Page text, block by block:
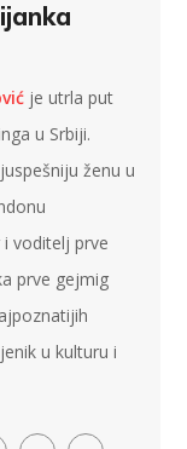
je utrla put
u Srbiji.
ženu u
voditelj prve
prve gejmig
u kulturu i